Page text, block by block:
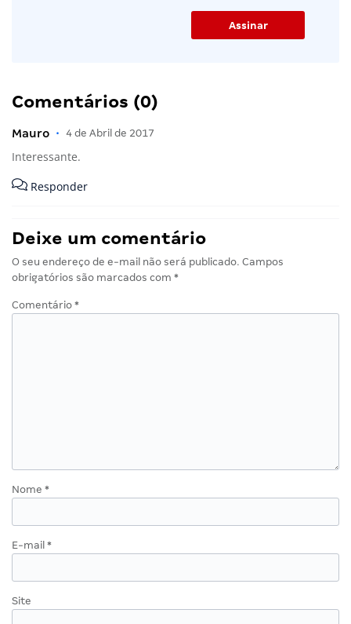
Comentários (0)
Mauro • 4 de Abril de 2017
Interessante.
Responder
Deixe um comentário
O seu endereço de e-mail não será publicado. Campos
obrigatórios são marcados com *
Comentário *
Nome *
E-mail *
Site